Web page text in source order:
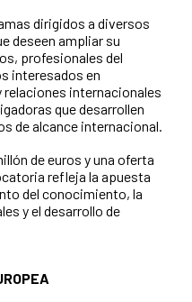
dirigidos a diversos
deseen ampliar su
profesionales del
interesados en
internacionales
que desarrollen
de alcance internacional.
de euros y una oferta
refleja la apuesta
del conocimiento, la
y el desarrollo de